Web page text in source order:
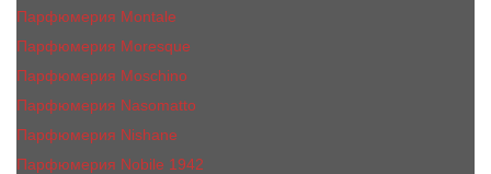
Парфюмерия Montale
Парфюмерия Moresque
Парфюмерия Moschino
Парфюмерия Nasomatto
Парфюмерия Nishane
Парфюмерия Nobile 1942